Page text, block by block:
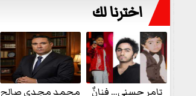
اخترنا لك
تامر حسني… فنانٌ
محمد مجدي صالح